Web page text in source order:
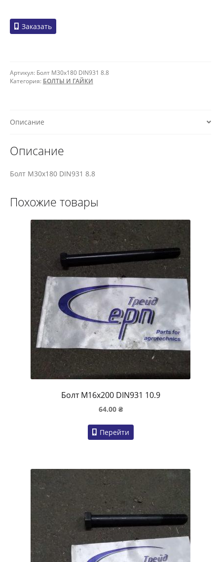
Заказать
Артикул: Болт M30x180 DIN931 8.8
Категория: БОЛТЫ И ГАЙКИ
Описание
Описание
Болт M30x180 DIN931 8.8
Похожие товары
Болт M16x200 DIN931 10.9
64.00 ₴
Перейти